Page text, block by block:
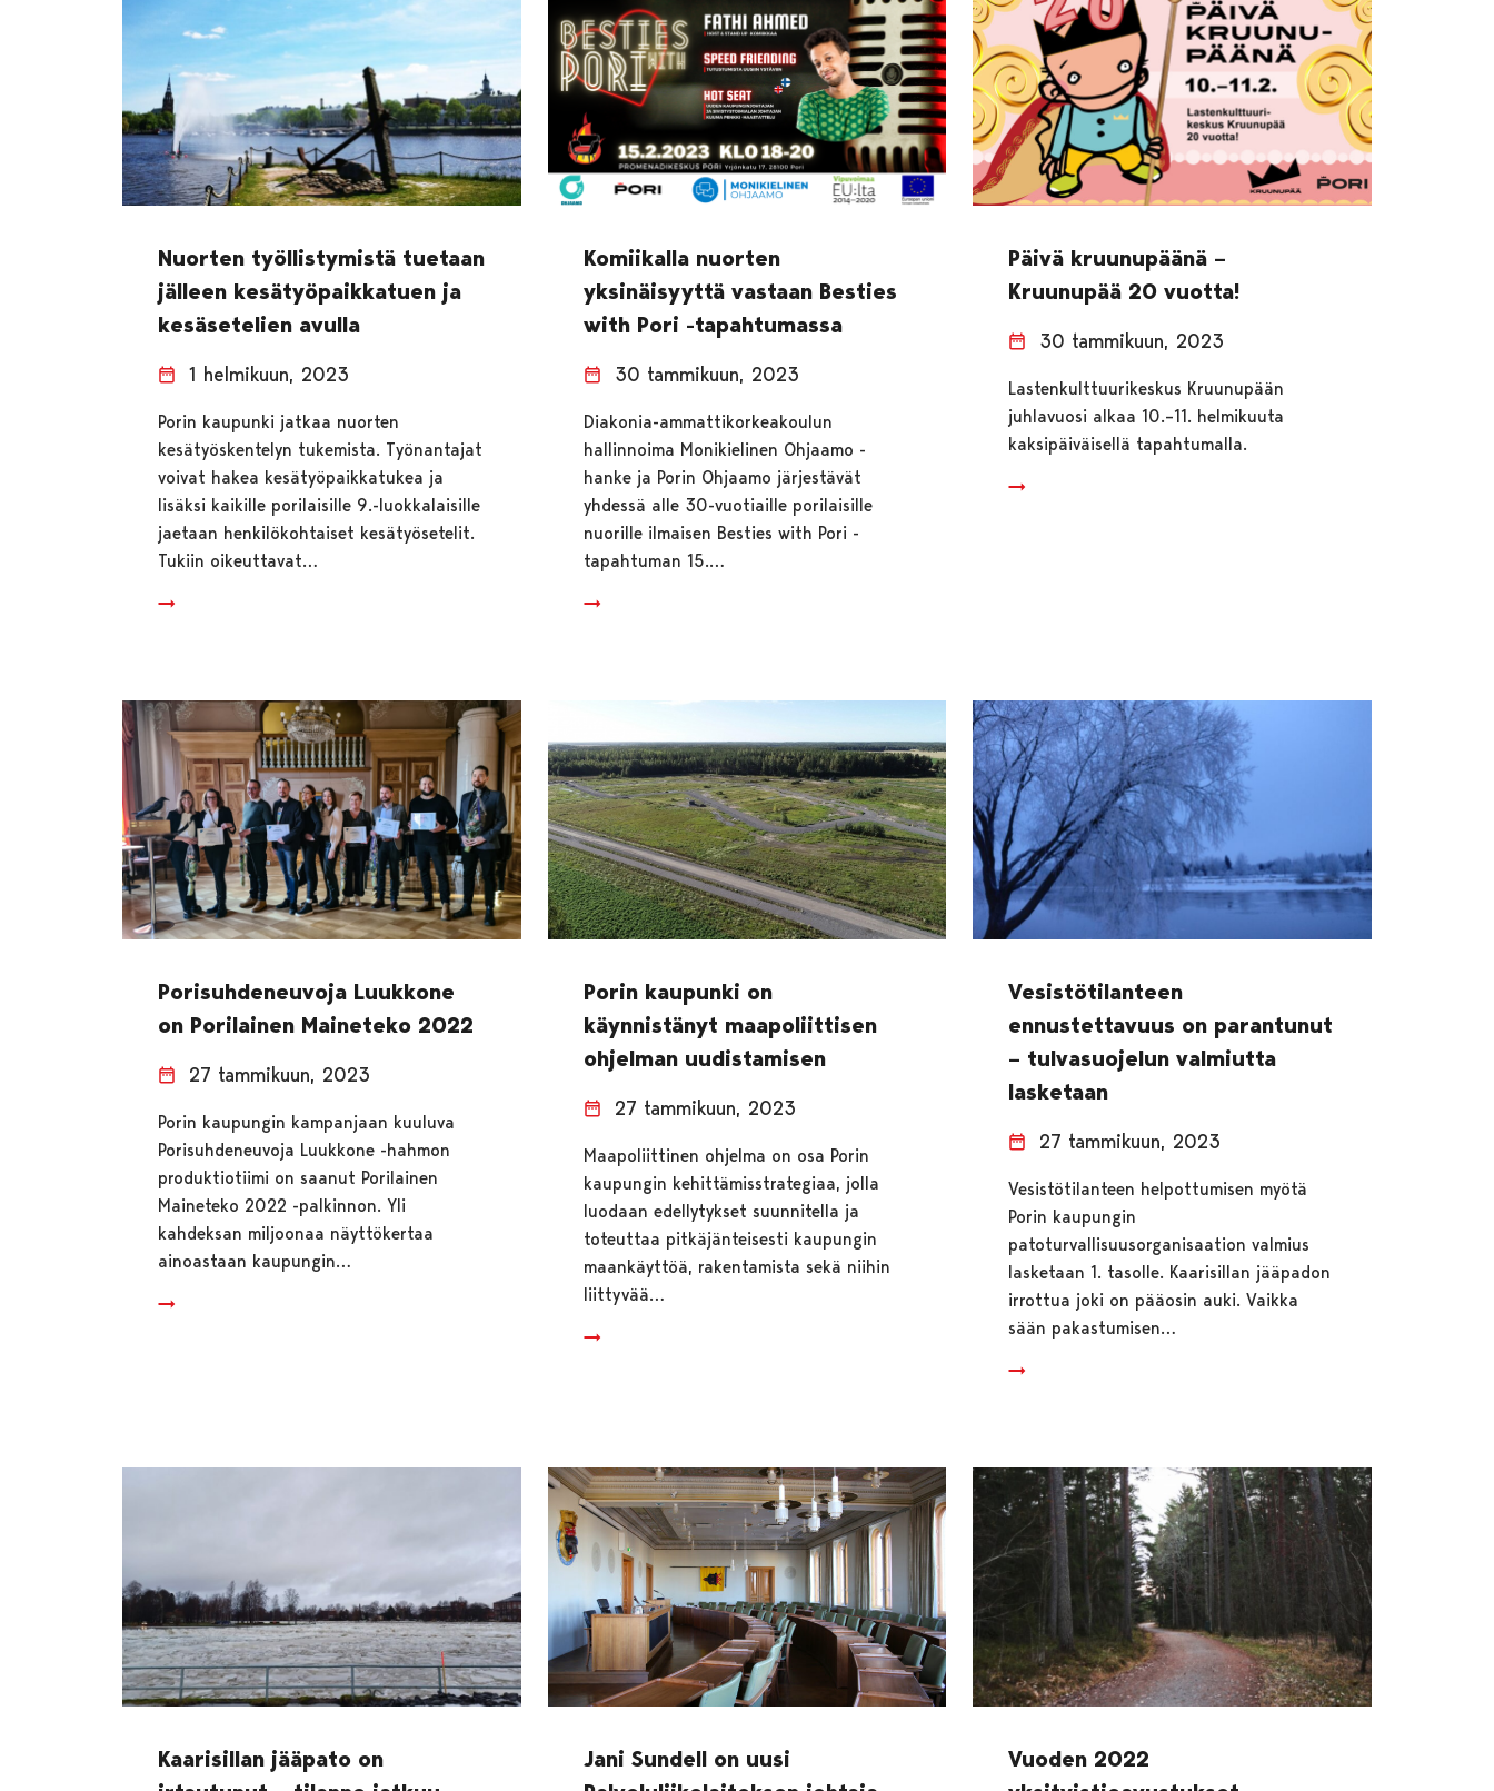
Nuorten työllistymistä tuetaan
jälleen kesätyöpaikkatuen ja
kesäsetelien avulla
1 helmikuun, 2023
Porin kaupunki jatkaa nuorten
kesätyöskentelyn tukemista. Työnantajat
voivat hakea kesätyöpaikkatukea ja
lisäksi kaikille porilaisille 9.-luokkalaisille
jaetaan henkilökohtaiset kesätyösetelit.
Tukiin oikeuttavat…
Komiikalla nuorten
yksinäisyyttä vastaan Besties
with Pori -tapahtumassa
30 tammikuun, 2023
Diakonia-ammattikorkeakoulun
hallinnoima Monikielinen Ohjaamo -
hanke ja Porin Ohjaamo järjestävät
yhdessä alle 30-vuotiaille porilaisille
nuorille ilmaisen Besties with Pori -
tapahtuman 15.…
Päivä kruunupäänä –
Kruunupää 20 vuotta!
30 tammikuun, 2023
Lastenkulttuurikeskus Kruunupään
juhlavuosi alkaa 10.–11. helmikuuta
kaksipäiväisellä tapahtumalla.
Porisuhdeneuvoja Luukkone
on Porilainen Maineteko 2022
27 tammikuun, 2023
Porin kaupungin kampanjaan kuuluva
Porisuhdeneuvoja Luukkone -hahmon
produktiotiimi on saanut Porilainen
Maineteko 2022 -palkinnon. Yli
kahdeksan miljoonaa näyttökertaa
ainoastaan kaupungin…
Porin kaupunki on
käynnistänyt maapoliittisen
ohjelman uudistamisen
27 tammikuun, 2023
Maapoliittinen ohjelma on osa Porin
kaupungin kehittämisstrategiaa, jolla
luodaan edellytykset suunnitella ja
toteuttaa pitkäjänteisesti kaupungin
maankäyttöä, rakentamista sekä niihin
liittyvää…
Vesistötilanteen
ennustettavuus on parantunut
– tulvasuojelun valmiutta
lasketaan
27 tammikuun, 2023
Vesistötilanteen helpottumisen myötä
Porin kaupungin
patoturvallisuusorganisaation valmius
lasketaan 1. tasolle. Kaarisillan jääpadon
irrottua joki on pääosin auki. Vaikka
sään pakastumisen…
Kaarisillan jääpato on
Jani Sundell on uusi
Vuoden 2022